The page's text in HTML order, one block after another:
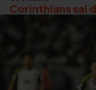
Corinthians sai